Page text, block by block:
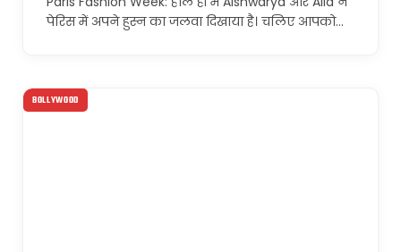
पेरिस में अपने हुस्न का जलवा दिखाया है। चलिए आपको…
BOLLYWOOD